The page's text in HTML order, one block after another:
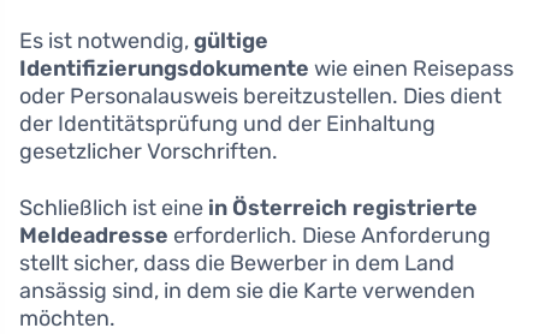
Es ist notwendig,gültige
Identifizierungsdokumente wie einen Reisepass
oder Personalausweis bereitzustellen. Dies dient
der Identitätsprüfung und der Einhaltung
gesetzlicher Vorschriften.
Schließlich ist eine in Österreich registrierte
Meldeadresse erforderlich. Diese Anforderung
stellt sicher, dass die Bewerber in dem Land
ansässig sind, in dem sie die Karte verwenden
möchten.